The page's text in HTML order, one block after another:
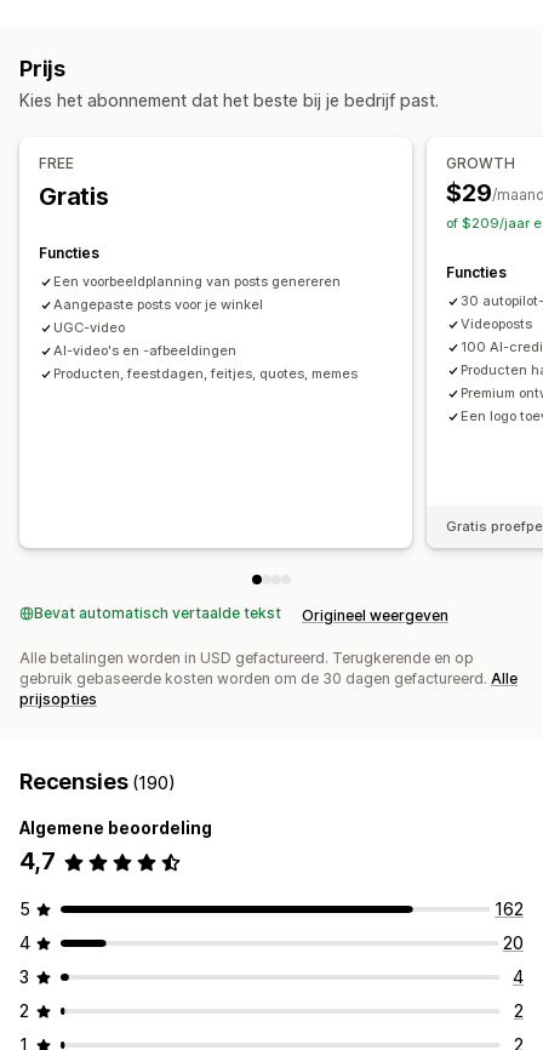
Prijs
Kies het abonnement dat het beste bij je bedrijf past.
FREE
Gratis
Functies
Een voorbeeldplanning van posts genereren
Aangepaste posts voor je winkel
UGC-video
AI-video's en -afbeeldingen
Producten, feestdagen, feitjes, quotes, memes
GROWTH
$29/
of $209/jaar
Functies
30
Videoposts
100 AI-
Producten
Premium
Een logo
Gratis
Bevat automatisch vertaalde tekst Origineel weergeven
Alle betalingen worden in USD gefactureerd. Terugkerende en op
gebruik gebaseerde kosten worden om de 30 dagen gefactureerd. Alle
prijsopties
Recensies (190)
Algemene beoordeling
4,7
5
162
4
20
3
4
2
2
1
2